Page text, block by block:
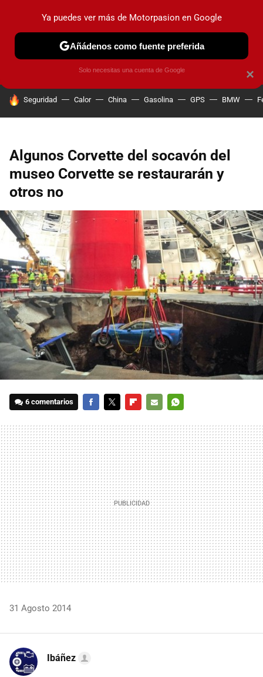
PRUEBAS COCHES ELÉCTRICOS OBSERVATORIO
HOY SE HABLA DE
Seguridad Calor China Gasolina GPS BMW
Algunos Corvette del socavón del
museo Corvette se restaurarán y
otros no
6 comentarios
MAIL
31 Agosto 2014
Ibáñez
×
Ya puedes ver más de Motorpasion en Google
Añádenos como fuente preferida
Solo necesitas una cuenta de Google